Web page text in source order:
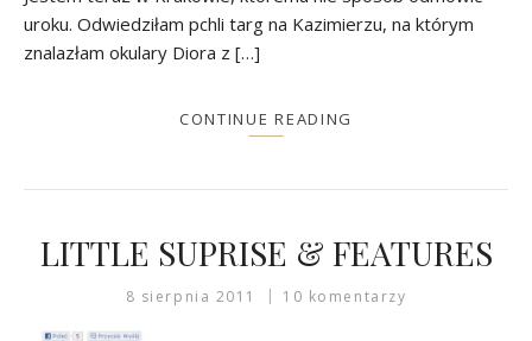
uroku. Odwiedziłam pchli targ na Kazimierzu, na którym
znalazłam okulary Diora z […]
CONTINUE READING
LITTLE SUPRISE & FEATURES
8 sierpnia 2011 10 komentarzy